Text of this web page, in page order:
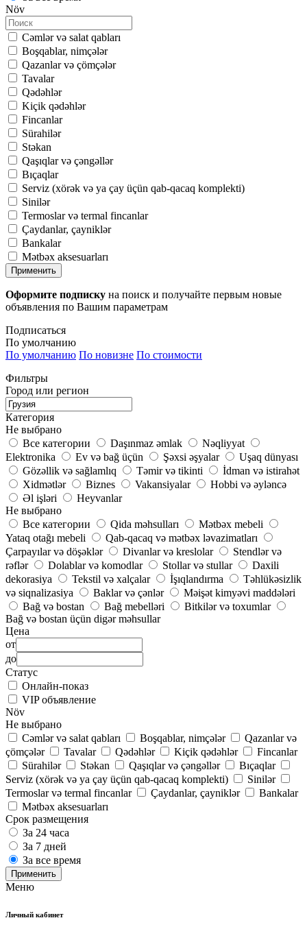
Növ
Cəmlər və salat qabları
Boşqablar, nimçələr
Qazanlar və çömçələr
Tavalar
Qədəhlər
Kiçik qədəhlər
Fincanlar
Sürahilər
Stəkan
Qaşıqlar və çəngəllər
Bıçaqlar
Serviz (xörək və ya çay üçün qab-qacaq komplekti)
Sinilər
Termoslar və termal fincanlar
Çaydanlar, çayniklər
Bankalar
Mətbəx aksesuarları
Применить
Оформите подписку на поиск и получайте первым новые
объявления по Вашим параметрам
Подписаться
По умолчанию
По умолчанию По новизне По стоимости
Фильтры
Город или регион
Категория
Не выбрано
Все категории
Daşınmaz əmlak
Nəqliyyat
Elektronika
Ev və bağ üçün Şəxsi əşyalar
Uşaq dünyası
Gözəllik və sağlamlıq
Təmir və tikinti
İdman və istirahət
Xidmətlər
Biznes Vakansiyalar
Hobbi və əyləncə
Əl işləri
Heyvanlar
Не выбрано
Все категории
Qida məhsulları
Mətbəx mebeli
Yataq otağı mebeli
Qab-qacaq və mətbəx ləvazimatları
Çarpayılar və döşəklər
Divanlar və kreslolar
Stendlər və
rəflər
Dolablar və komodlar Stollar və stullar
Daxili
dekorasiya
Tekstil və xalçalar İşıqlandırma
Təhlükəsizlik
və siqnalizasiya
Baklar və çənlər
Məişət kimyəvi maddələri
Bağ və bostan
Bağ mebelləri
Bitkilər və toxumlar
Bağ və bostan üçün digər məhsullar
Цена
от
до
Статус
Онлайн-показ
VIP объявление
Növ
Не выбрано
Cəmlər və salat qabları
Boşqablar, nimçələr
Qazanlar və
çömçələr
Tavalar Qədəhlər Kiçik qədəhlər
Fincanlar
Sürahilər
Stəkan Qaşıqlar və çəngəllər
Bıçaqlar
Serviz (xörək və ya çay üçün qab-qacaq komplekti)
Sinilər
Termoslar və termal fincanlar
Çaydanlar, çayniklər
Bankalar
Mətbəx aksesuarları
Срок размещения
За 24 часа
За 7 дней
За все время
Применить
Меню
Личный кабинет